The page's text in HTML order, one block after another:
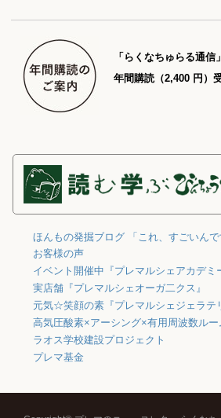
「らくなちゅらる通信」
年間購読（2,400 円）
ほんもの発掘ブログ 「これ、すごいんで
お客様の声
イベント開催中『プレマルシェアカデミ
実店舗『プレマルシェオーガ二クス』
元気☆笑顔の素『プレマルシェジェラテ
ラオス学校建設プロジェクト
プレマ基金